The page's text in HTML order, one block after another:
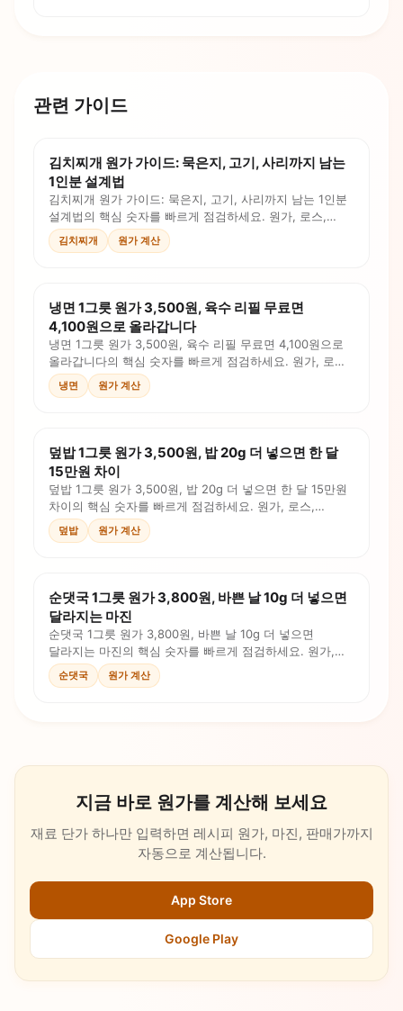
관련 가이드
김치찌개 원가 가이드: 묵은지, 고기, 사리까지 남는
1인분 설계법
김치찌개 원가 가이드: 묵은지, 고기, 사리까지 남는 1인분
설계법의 핵심 숫자를 빠르게 점검하세요. 원가, 로스,
인건비, 판매가를 계산식과 체크리스트로 확인합니다.
김치찌개 원가 계산
냉면 1그릇 원가 3,500원, 육수 리필 무료면
4,100원으로 올라갑니다
냉면 1그릇 원가 3,500원, 육수 리필 무료면 4,100원으로
올라갑니다의 핵심 숫자를 빠르게 점검하세요. 원가, 로스,
인건비, 판매가를 계산식과 체크리스트로 확인합니다.
냉면 원가 계산
덮밥 1그릇 원가 3,500원, 밥 20g 더 넣으면 한 달
15만원 차이
덮밥 1그릇 원가 3,500원, 밥 20g 더 넣으면 한 달 15만원
차이의 핵심 숫자를 빠르게 점검하세요. 원가, 로스,
인건비, 판매가를 계산식과 체크리스트로 확인합니다.
덮밥 원가 계산
순댓국 1그릇 원가 3,800원, 바쁜 날 10g 더 넣으면
달라지는 마진
순댓국 1그릇 원가 3,800원, 바쁜 날 10g 더 넣으면
달라지는 마진의 핵심 숫자를 빠르게 점검하세요. 원가,
로스, 인건비, 판매가를 계산식과 체크리스트로
확인합니다.
순댓국 원가 계산
지금 바로 원가를 계산해 보세요
재료 단가 하나만 입력하면 레시피 원가, 마진, 판매가까지
자동으로 계산됩니다.
App Store
Google Play